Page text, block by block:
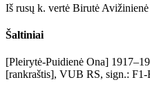
Iš rusų k. vertė Birutė Avižinienė
Šaltiniai
[Pleirytė-Puidienė Ona]
[rankraštis], VUB RS, sign.: F1-